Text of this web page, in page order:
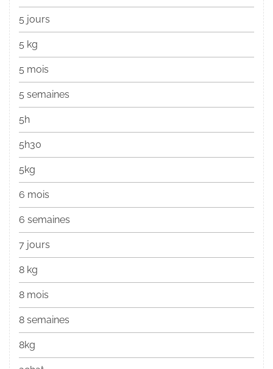
5 jours
5 kg
5 mois
5 semaines
5h
5h30
5kg
6 mois
6 semaines
7 jours
8 kg
8 mois
8 semaines
8kg